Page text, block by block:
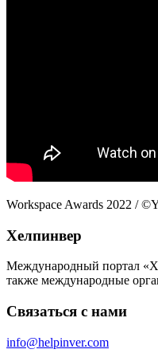
Workspace Awards 2022 /
Хелпинвер
Международный портал
также международные
Связаться с нами
info@helpinver.com